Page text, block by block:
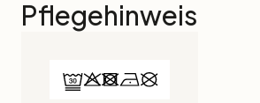
Pflegehinweis